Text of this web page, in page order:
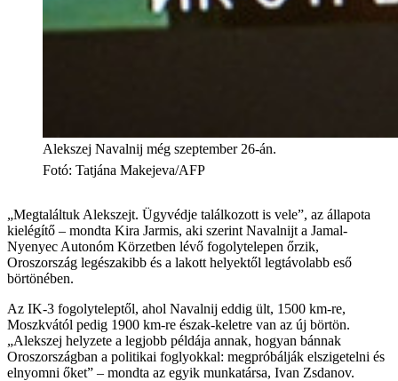
Alekszej Navalnij még szeptember 26-án.
Fotó: Tatjána Makejeva/AFP
„Megtaláltuk Alekszejt. Ügyvédje találkozott is vele”, az állapota
kielégítő – mondta Kira Jarmis, aki szerint Navalnijt a Jamal-
Nyenyec Autonóm Körzetben lévő fogolytelepen őrzik,
Oroszország legészakibb és a lakott helyektől legtávolabb eső
börtönében.
Az IK-3 fogolyteleptől, ahol Navalnij eddig ült, 1500 km-re,
Moszkvától pedig 1900 km-re észak-keletre van az új börtön.
„Alekszej helyzete a legjobb példája annak, hogyan bánnak
Oroszországban a politikai foglyokkal: megpróbálják elszigetelni és
elnyomni őket” – mondta az egyik munkatársa, Ivan Zsdanov.